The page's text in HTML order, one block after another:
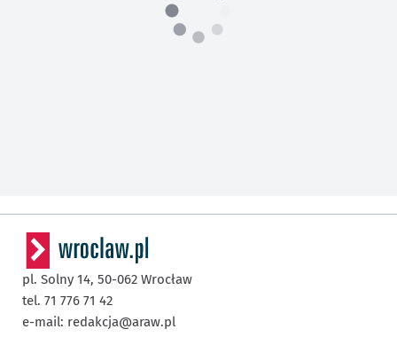
pl. Solny 14, 50-062 Wrocław
tel. 71 776 71 42
e-mail: redakcja@araw.pl